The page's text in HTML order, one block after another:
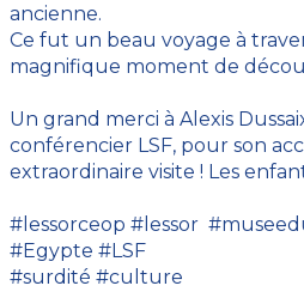
ancienne.
Ce fut un beau voyage à
magnifique moment de
Un grand merci à Alexis
conférencier LSF, pour son
extraordinaire visite ! Les
#lessorceop #lessor
#Egypte #LSF
#surdité #culture